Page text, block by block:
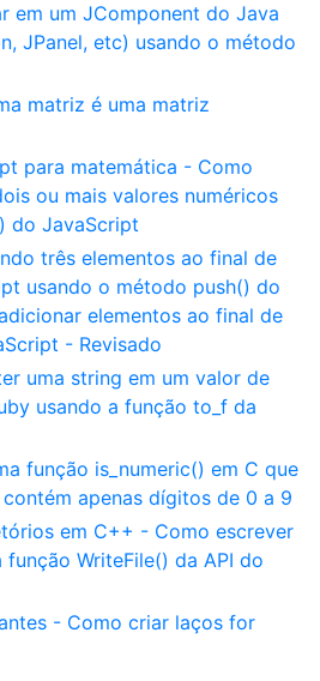
em um JComponent do Java
JPanel, etc) usando o método
matriz é uma matriz
para matemática - Como
ou mais valores numéricos
do JavaScript
três elementos ao final de
usando o método push() do
elementos ao final de
- Revisado
uma string em um valor de
usando a função to_f da
função is_numeric() em C que
apenas dígitos de 0 a 9
em C++ - Como escrever
WriteFile() da API do
- Como criar laços for